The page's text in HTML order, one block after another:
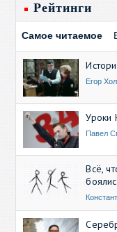
Рейтинги
Самое читаемое
Егор
Уроки
Павел
Всё,